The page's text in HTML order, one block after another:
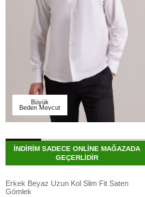
Büyük
Beden Mevcut
İNDİRİM SADECE ONLİNE MAĞAZADA
GEÇERLİDİR
Erkek Beyaz Uzun Kol Slim Fit Saten
Gömlek